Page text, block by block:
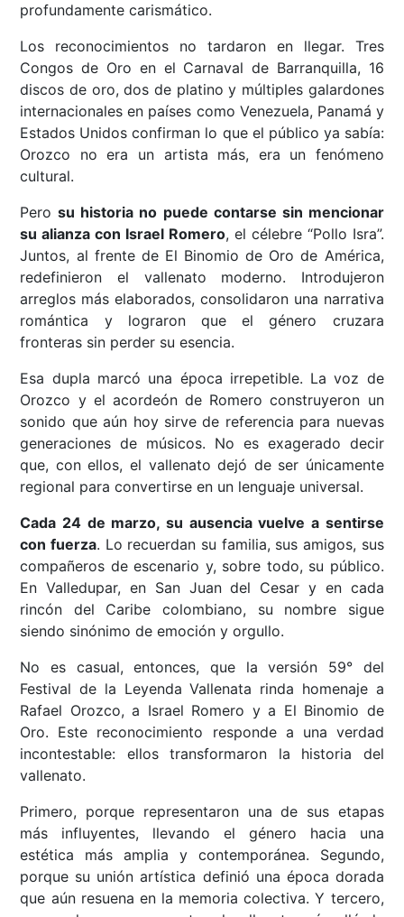
profundamente carismático.
Los reconocimientos no tardaron en llegar. Tres
Congos de Oro en el Carnaval de Barranquilla, 16
discos de oro, dos de platino y múltiples galardones
internacionales en países como Venezuela, Panamá y
Estados Unidos confirman lo que el público ya sabía:
Orozco no era un artista más, era un fenómeno
cultural.
Perosu historia no puede contarse sin mencionar
su alianza con Israel Romero, el célebre “Pollo Isra”.
Juntos, al frente de El Binomio de Oro de América,
redefinieron el vallenato moderno. Introdujeron
arreglos más elaborados, consolidaron una narrativa
romántica y lograron que el género cruzara
fronteras sin perder su esencia.
Esa dupla marcó una época irrepetible. La voz de
Orozco y el acordeón de Romero construyeron un
sonido que aún hoy sirve de referencia para nuevas
generaciones de músicos. No es exagerado decir
que, con ellos, el vallenato dejó de ser únicamente
regional para convertirse en un lenguaje universal.
Cada 24 de marzo, su ausencia vuelve a sentirse
con fuerza. Lo recuerdan su familia, sus amigos, sus
compañeros de escenario y, sobre todo, su público.
En Valledupar, en San Juan del Cesar y en cada
rincón del Caribe colombiano, su nombre sigue
siendo sinónimo de emoción y orgullo.
No es casual, entonces, que la versión 59° del
Festival de la Leyenda Vallenata rinda homenaje a
Rafael Orozco, a Israel Romero y a El Binomio de
Oro. Este reconocimiento responde a una verdad
incontestable: ellos transformaron la historia del
vallenato.
Primero, porque representaron una de sus etapas
más influyentes, llevando el género hacia una
estética más amplia y contemporánea. Segundo,
porque su unión artística definió una época dorada
que aún resuena en la memoria colectiva. Y tercero,